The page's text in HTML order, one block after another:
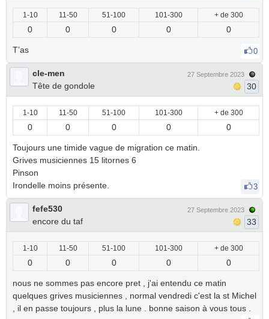
1-10 11-50 51-100 101-300 + de 300
0 0 0 0 0
T’as 0
cle-men
Tête de gondole
27 Septembre 2023
30
1-10 11-50 51-100 101-300 + de 300
0 0 0 0 0
Toujours une timide vague de migration ce matin.
Grives musiciennes 15 litornes 6
Pinson
Irondelle moins présente.
3
fefe530
encore du taf
27 Septembre 2023
33
1-10 11-50 51-100 101-300 + de 300
0 0 0 0 0
nous ne sommes pas encore pret , j'ai entendu ce matin
quelques grives musiciennes , normal vendredi c'est la st Michel
, il en passe toujours , plus la lune . bonne saison à vous tous .